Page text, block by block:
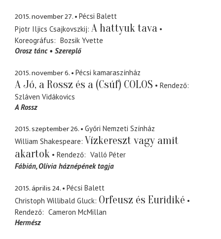
2015. november 27.
Pécsi Balett
Pjotr Iljics Csajkovszkij A hattyuk tava
Koreográfus
Bozsik Yvette
Orosz tánc
Szereplő
2015. november 6. Pécsi kamaraszínház
A Jó, a Rossz és a (Csúf) COLOS
Rendező
Szláven Vidákovics
A Rossz
2015. szeptember 26.
Győri Nemzeti Színház
William Shakespeare Vízkereszt vagy amit
akartok
Rendező
Valló Péter
Fábián Olívia háznépének tagja
2015. április 24.
Pécsi Balett
Christoph Willibald Gluck Orfeusz és Euridiké
Rendező
Cameron McMillan
Hermész